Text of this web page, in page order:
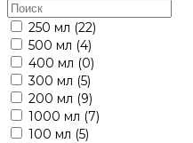
250 мл (22)
500 мл (4)
400 мл (0)
300 мл (5)
200 мл (9)
1000 мл (7)
100 мл (5)